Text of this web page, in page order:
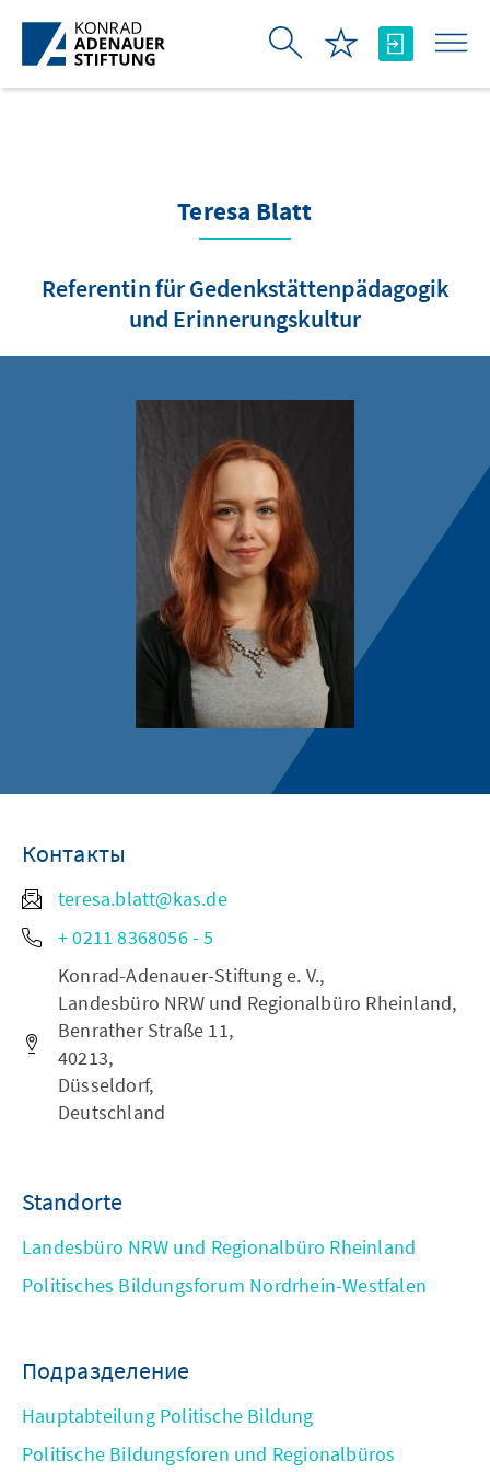
Skip to Main Content
Teresa Blatt
Referentin für Gedenkstättenpädagogik
und Erinnerungskultur
Контакты
teresa.blatt@kas.de
+ 0211 8368056 - 5
Konrad-Adenauer-Stiftung e. V.,
Landesbüro NRW und Regionalbüro Rheinland,
Benrather Straße 11,
40213,
Düsseldorf,
Deutschland
Standorte
Landesbüro NRW und Regionalbüro Rheinland
Politisches Bildungsforum Nordrhein-Westfalen
Подразделение
Hauptabteilung Politische Bildung
Politische Bildungsforen und Regionalbüros